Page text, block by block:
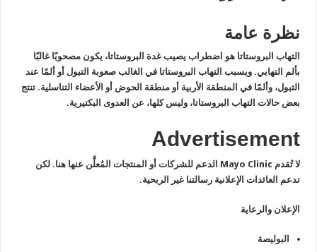
نظرة عامة
التهاب البروستاتا هو اضطراب يصيب غدة البروستاتا، يكون مصحوبًا غالبًا
بألم التهابي. ويسبب التهاب البروستاتا في الغالب صعوبة التبول أو ألمًا عند
التبول، وألمًا في المنطقة الأربية أو منطقة الحوض أو الأعضاء التناسلية. تنتج
بعض حالات التهاب البروستاتا، وليس كلها، عن العدوى البكتيرية.
Advertisement
لا تُقدم Mayo Clinic الدعم للشركات أو المنتجات المُعلَّن عنها هنا. لكن
تدعم العائدات الإعلانية رسالتنا غير الربحية.
الإعلان والرعاية
البوليصة